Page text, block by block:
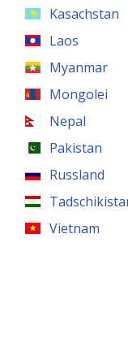
Kasachstan
Laos
Myanmar
Mongolei
Nepal
Pakistan
Russland
Vietnam